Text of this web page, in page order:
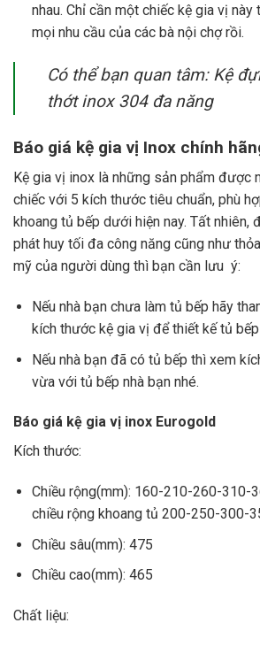
nhau. Chỉ cần một chiếc kệ gia vị
mọi nhu cầu của các bà nội chợ rồi.
Có thể bạn quan tâm: Kệ
thớt inox 304 đa năng
Báo giá kệ gia vị Inox chính
Kệ gia vị inox là những sản phẩm được
chiếc với 5 kích thước tiêu chuẩn, phù
khoang tủ bếp dưới hiện nay. Tất nhiên,
phát huy tối đa công năng cũng như
mỹ của người dùng thì bạn cần lưu ý:
Nếu nhà bạn chưa làm tủ bếp hãy
kích thước kệ gia vị để thiết kế tủ
Nếu nhà bạn đã có tủ bếp thì xem
vừa với tủ bếp nhà bạn nhé.
Báo giá kệ gia vị inox Eurogold
Kích thước:
Chiều rộng(mm): 160-210-260-310-
chiều rộng khoang tủ 200-250-300-
Chiều sâu(mm): 475
Chiều cao(mm): 465
Chất liệu: